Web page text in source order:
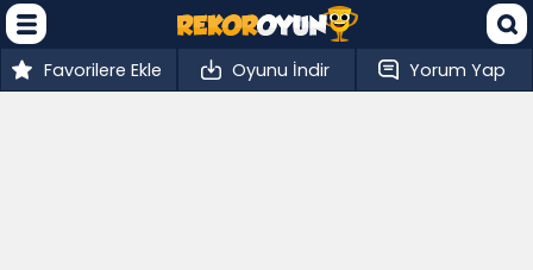
Favorilere Ekle Oyunu İndir Yorum Yap